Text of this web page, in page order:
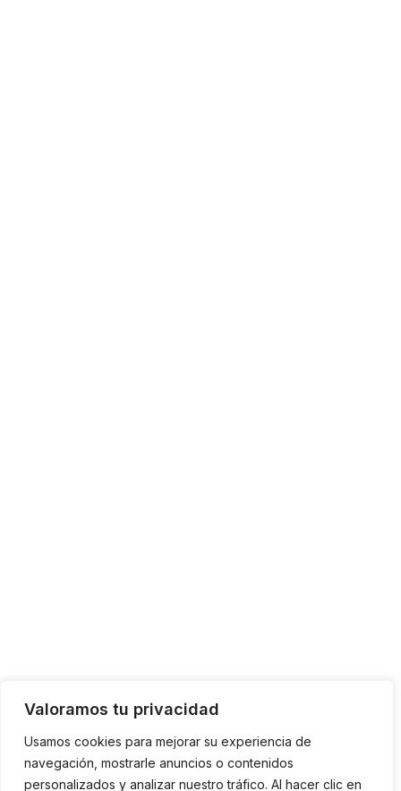
Valoramos tu privacidad
Usamos cookies para mejorar su experiencia de
navegación, mostrarle anuncios o contenidos
personalizados y analizar nuestro tráfico. Al hacer clic en